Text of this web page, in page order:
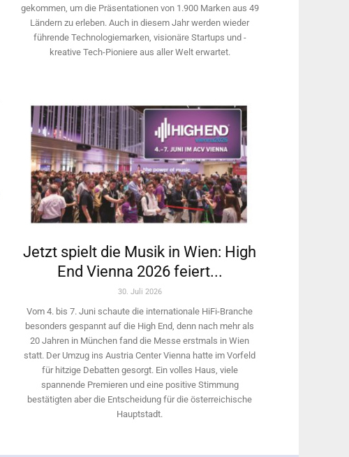
gekommen, um die Präsen­tationen von 1.900 Marken aus 49
Ländern zu erleben. Auch in diesem Jahr werden wieder
führende Technologiemarken, visionäre Startups und ­
kreative Tech-Pioniere aus aller Welt erwartet.
Jetzt spielt die Musik in Wien: High
End Vienna 2026 feiert...
30. Juli 2026
Vom 4. bis 7. Juni schaute die internationale HiFi-Branche
besonders gespannt auf die High End, denn nach mehr als
20 Jahren in München fand die Messe erstmals in Wien
statt. Der Umzug ins Austria Center Vienna hatte im Vorfeld
für hitzige Debatten gesorgt. Ein volles Haus, viele
spannende Premieren und eine positive Stimmung
bestätigten aber die Entscheidung für die österreichische
Hauptstadt.